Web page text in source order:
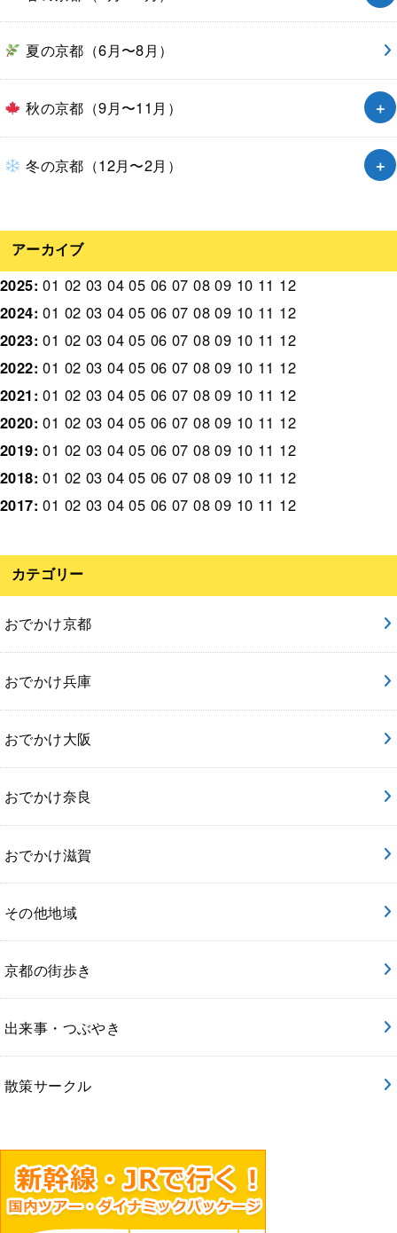
夏の京都（6月〜8月）
秋の京都（9月〜11月）
冬の京都（12月〜2月）
アーカイブ
2025:01 02 03 04 05 06 07 08 09 10 11 12
2024:01 02 03 04 05 06 07 08 09 10 11 12
2023:01 02 03 04 05 06 07 08 09 10 11 12
2022:01 02 03 04 05 06 07 08 09 10 11 12
2021:01 02 03 04 05 06 07 08 09 10 11 12
2020:01 02 03 04 05 06 07 08 09 10 11 12
2019:01 02 03 04 05 06 07 08 09 10 11 12
2018:01 02 03 04 05 06 07 08 09 10 11 12
2017:01 02 03 04 05 06 07 08 09 10 11 12
カテゴリー
おでかけ京都
おでかけ兵庫
おでかけ大阪
おでかけ奈良
おでかけ滋賀
その他地域
京都の街歩き
出来事・つぶやき
散策サークル